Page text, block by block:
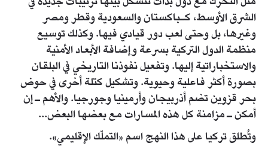
الشرق الأوسط، كـباكستان والسعودية وقطر ومصر
وغيرها، بل وحتى لعب دور قيادي فيها. وكذلك توسيع
منظمة الدول التركية بسرعة وإضافة الأبعاد الأمنية
والاستخباراتية إليها. وتفعيل نفوذنا التاريخي في البلقان
بصورة أكثر فاعلية وحيوية. وتشكيل كتلة أخرى في حوض
بحر قزوين تضم أذربيجان وأرمينيا وجورجيا. والأهم ـ إن
أمكن ـ مزامنة كل هذه المسارات مع بعضها البعض...
وتُطلق تركيا على هذا النهج اسم «التملّك الإقليمي».